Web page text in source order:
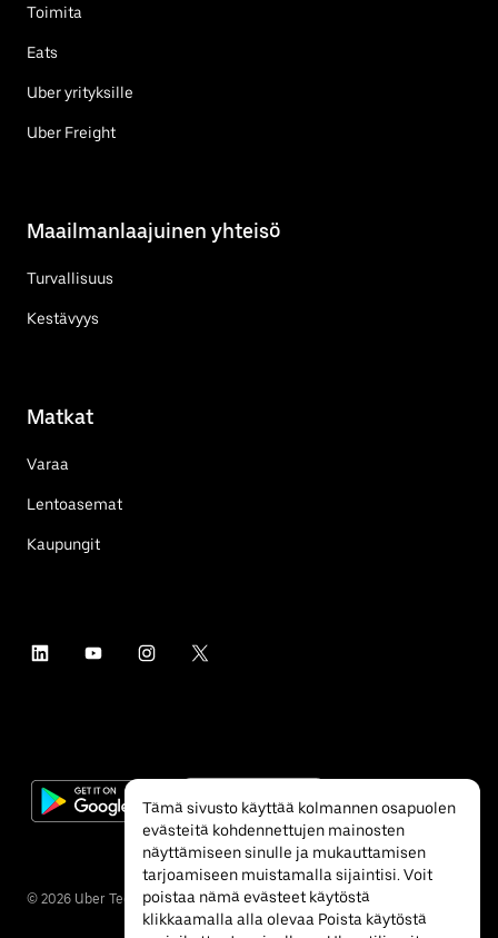
Toimita
Eats
Uber yrityksille
Uber Freight
Maailmanlaajuinen yhteisö
Turvallisuus
Kestävyys
Matkat
Varaa
Lentoasemat
Kaupungit
© 2026 Uber Technologies Inc.
Tämä sivusto käyttää kolmannen osapuolen
evästeitä kohdennettujen mainosten
näyttämiseen sinulle ja mukauttamisen
tarjoamiseen muistamalla sijaintisi. Voit
poistaa nämä evästeet käytöstä
klikkaamalla alla olevaa Poista käytöstä